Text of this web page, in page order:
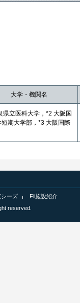
大学・機関名
県立医科大学，*2 大阪国
短期大学部，*3 大阪国際
ーズ
Fii施設紹介
reserved.